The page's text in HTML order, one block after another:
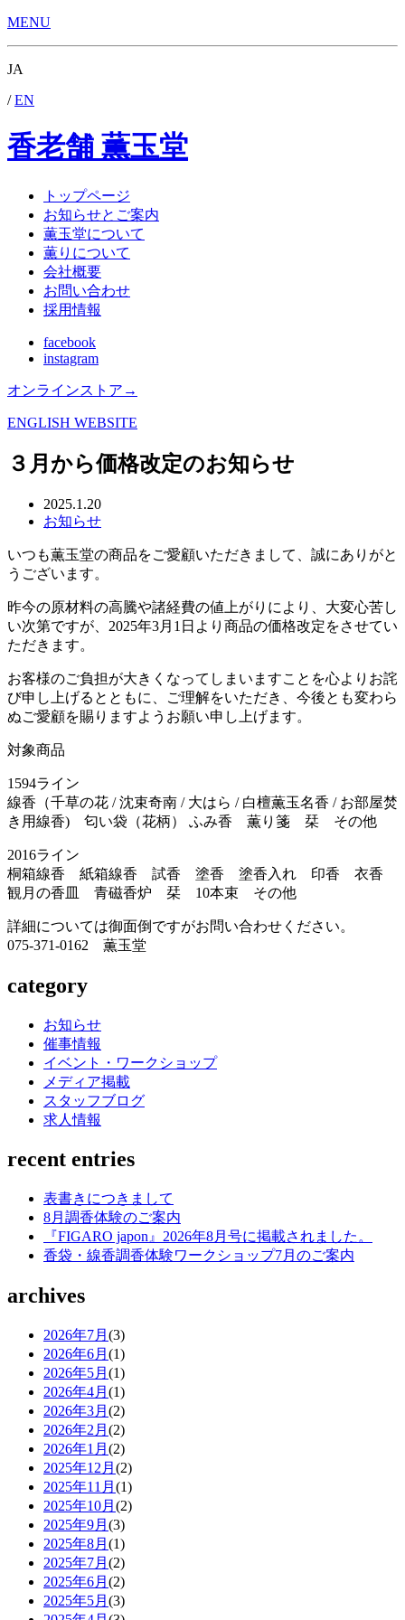
MENU
JA
/ EN
香老舗 薫玉堂
トップページ
お知らせとご案内
薫玉堂について
薫りについて
会社概要
お問い合わせ
採用情報
facebook
instagram
オンラインストア →
ENGLISH WEBSITE
３月から価格改定のお知らせ
2025.1.20
お知らせ
いつも薫玉堂の商品をご愛顧いただきまして、誠にありがと
うございます。
昨今の原材料の高騰や諸経費の値上がりにより、大変心苦し
い次第ですが、2025年3月1日より商品の価格改定をさせてい
ただきます。
お客様のご負担が大きくなってしまいますことを心よりお詫
び申し上げるとともに、ご理解をいただき、今後とも変わら
ぬご愛顧を賜りますようお願い申し上げます。
対象商品
1594ライン
線香（千草の花 / 沈束奇南 / 大はら / 白檀薫玉名香 / お部屋焚
き用線香) 匂い袋（花柄） ふみ香 薫り箋 栞 その他
2016ライン
桐箱線香 紙箱線香 試香 塗香 塗香入れ 印香 衣香
観月の香皿 青磁香炉 栞 10本束 その他
詳細については御面倒ですがお問い合わせください。
075-371-0162 薫玉堂
category
お知らせ
催事情報
イベント・ワークショップ
メディア掲載
スタッフブログ
求人情報
recent entries
表書きにつきまして
8月調香体験のご案内
『FIGARO japon』2026年8月号に掲載されました。
香袋・線香調香体験ワークショップ7月のご案内
archives
2026年7月 (3)
2026年6月 (1)
2026年5月 (1)
2026年4月 (1)
2026年3月 (2)
2026年2月 (2)
2026年1月 (2)
2025年12月 (2)
2025年11月 (1)
2025年10月 (2)
2025年9月 (3)
2025年8月 (1)
2025年7月 (2)
2025年6月 (2)
2025年5月 (3)